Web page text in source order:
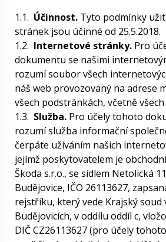
1.1. Účinnost. Tyto podmínky
stránek jsou účinné od 25.5.2018.
1.2. Internetové stránky. Pro
dokumentu se našimi
rozumí soubor všech
náš web provozovaný na adrese
všech podstránkách, včetně
1.3. Služba. Pro účely tohoto
rozumí služba informační
čerpáte užíváním našich
jejímž poskytovatelem je
Škoda s.r.o., se sídlem Netolická
Budějovice, IČO 26113627,
rejstříku, který vede Krajský soud
Budějovicích, v oddílu oddíl c,
DIČ CZ26113627 (pro účely